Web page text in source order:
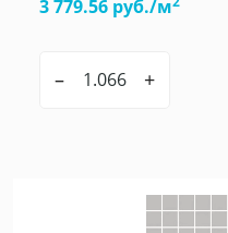
3 779.56 руб./м
– +